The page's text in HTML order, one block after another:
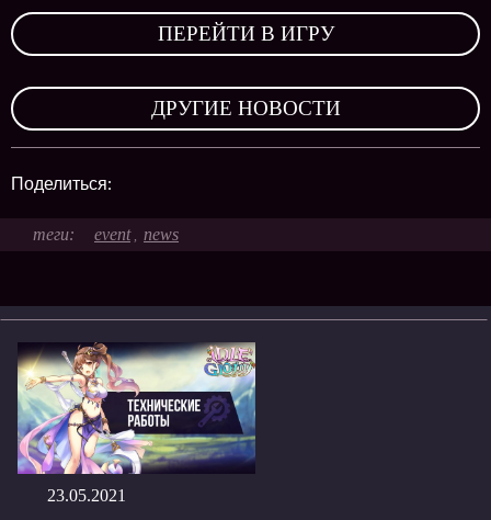
ПЕРЕЙТИ В ИГРУ
ДРУГИЕ НОВОСТИ
Поделиться:
event , news
23.05.2021